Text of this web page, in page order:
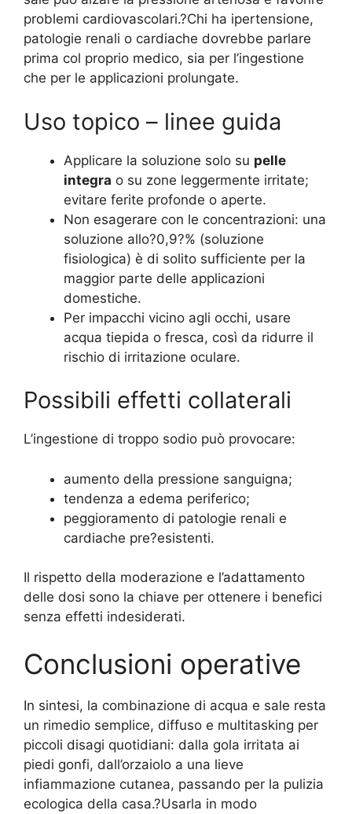
problemi cardiovascolari.?Chi ha ipertensione,
patologie renali o cardiache dovrebbe parlare
prima col proprio medico, sia per l’ingestione
che per le applicazioni prolungate.
Uso topico – linee guida
Applicare la soluzione solo su pelle
integra o su zone leggermente irritate;
evitare ferite profonde o aperte.
Non esagerare con le concentrazioni: una
soluzione allo?0,9?% (soluzione
fisiologica) è di solito sufficiente per la
maggior parte delle applicazioni
domestiche.
Per impacchi vicino agli occhi, usare
acqua tiepida o fresca, così da ridurre il
rischio di irritazione oculare.
Possibili effetti collaterali
L’ingestione di troppo sodio può provocare:
aumento della pressione sanguigna;
tendenza a edema periferico;
peggioramento di patologie renali e
cardiache pre?esistenti.
Il rispetto della moderazione e l’adattamento
delle dosi sono la chiave per ottenere i benefici
senza effetti indesiderati.
Conclusioni operative
In sintesi, la combinazione di acqua e sale resta
un rimedio semplice, diffuso e multitasking per
piccoli disagi quotidiani: dalla gola irritata ai
piedi gonfi, dall’orzaiolo a una lieve
infiammazione cutanea, passando per la pulizia
ecologica della casa.?Usarla in modo